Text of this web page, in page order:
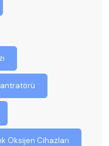
Oksijen Cihazları